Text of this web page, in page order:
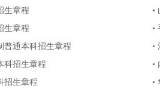
生章程
•
生章程
•
普通本科招生章程
•
科招生章程
•
招生章程
•